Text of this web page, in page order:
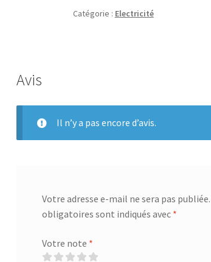
standart
attention
2
Catégorie : Electricité
Avis
Il n’y a pas encore d’avis.
Votre adresse e-mail ne sera pas publiée.
obligatoires sont indiqués avec *
Votre note *